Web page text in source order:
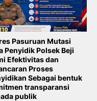
Pasuruan Mutasi
Penyidik Polsek Beji
Efektivitas dan
Proses
Sebagai bentuk
transparansi
publik